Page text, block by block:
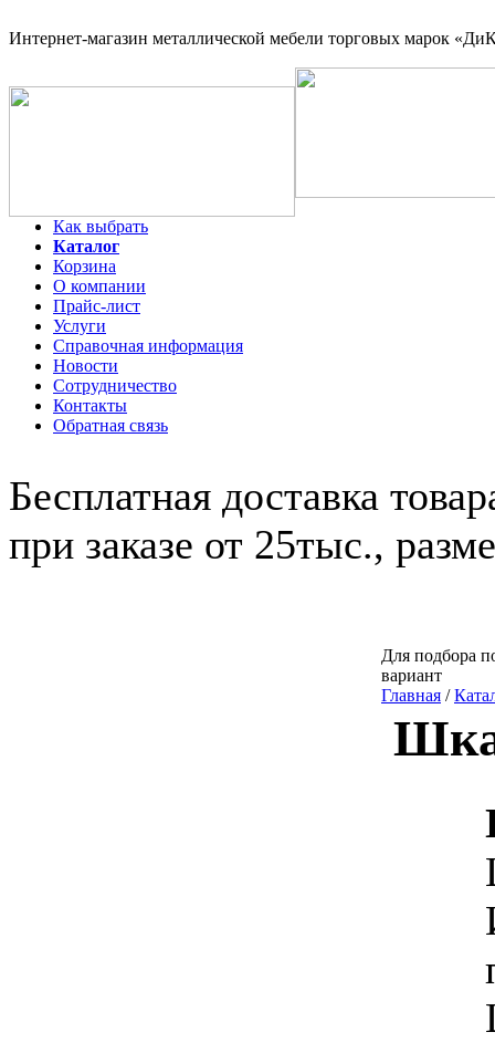
Интернет-магазин металлической мебели торговых марок
Как выбрать
Каталог
Корзина
О компании
Прайс-лист
Услуги
Справочная информация
Новости
Сотрудничество
Контакты
Обратная связь
Бесплатная доставка
при заказе от 25тыс.,
Для подбора
вариант
Главная /